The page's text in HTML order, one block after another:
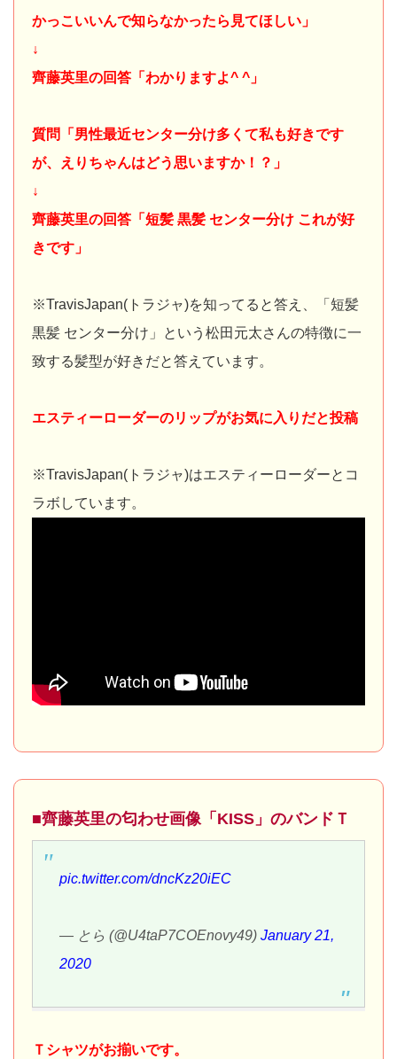
かっこいいんで知らなかったら見てほしい」
↓
齊藤英里の回答「わかりますよ^ ^」
質問「男性最近センター分け多くて私も好きです
が、えりちゃんはどう思いますか！？」
↓
齊藤英里の回答「短髪 黒髪 センター分け これが好
きです」
※TravisJapan(トラジャ)を知ってると答え、「短髪
黒髪 センター分け」という松田元太さんの特徴に一
致する髪型が好きだと答えています。
エスティーローダーのリップがお気に入りだと投稿
※TravisJapan(トラジャ)はエスティーローダーとコ
ラボしています。
■齊藤英里の匂わせ画像「KISS」のバンドＴ
pic.twitter.com/dncKz20iEC
— とら (@U4taP7COEnovy49) January 21,
2020
Ｔシャツがお揃いです。